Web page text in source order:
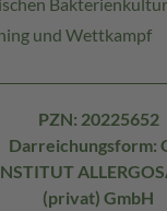
und Wettkampf
PZN: 20225652
Darreichungsform:
(privat) GmbH